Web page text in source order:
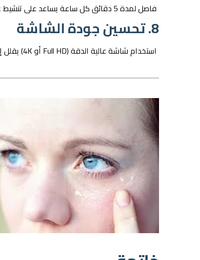
فاصل لمدة 5 دقائق كل ساعة يساعد على تنشيط عضلات العين والرقبة.
8. تحسين جودة الشاشة
استخدام شاشة عالية الدقة (Full HD أو 4K) يقلل إجهاد العين لأن النصوص والصور تظهر بوضوح أكبر.